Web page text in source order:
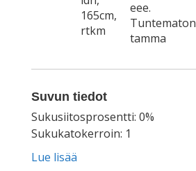
165cm,
rtkm
eee.
Tuntematon
tamma
Suvun tiedot
Sukusiitosprosentti: 0%
Sukukatokerroin: 1
Lue lisää